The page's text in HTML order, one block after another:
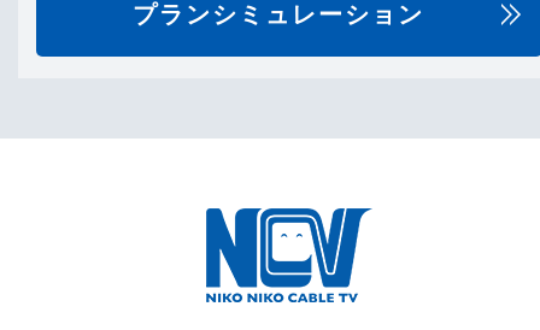
プランシミュレーション